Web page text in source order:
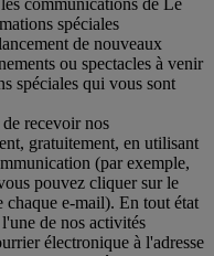
spéciales
de nouveaux
ou spectacles à venir
spéciales qui vous sont
recevoir nos
gratuitement, en utilisant
(par exemple,
pouvez cliquer sur le
e-mail). En tout état
de nos activités
électronique à l'adresse